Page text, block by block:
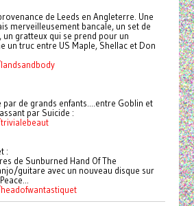
de Leeds en Angleterre. Une
merveilleusement bancale, un set de
gratteux qui se prend pour un
un truc entre US Maple, Shellac et Don
par de grands enfants....entre Goblin et
par Suicide :
:
de Sunburned Hand Of The
guitare avec un nouveau disque sur
headofwantastiquet